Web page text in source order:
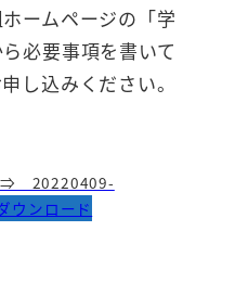
ームページの「学
必要事項を書いて
し込みください。
⇒ 20220409-
ウンロード